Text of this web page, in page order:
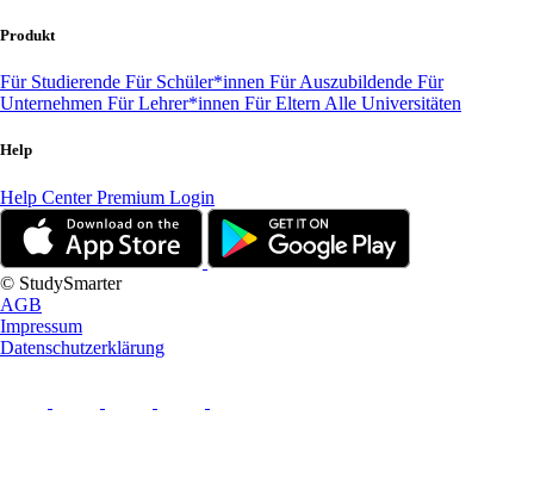
Produkt
Für Studierende Für Schüler*innen Für Auszubildende Für
Unternehmen Für Lehrer*innen Für Eltern Alle Universitäten
Help
Help CenterPremium Login
© StudySmarter
AGB
Impressum
Datenschutzerklärung